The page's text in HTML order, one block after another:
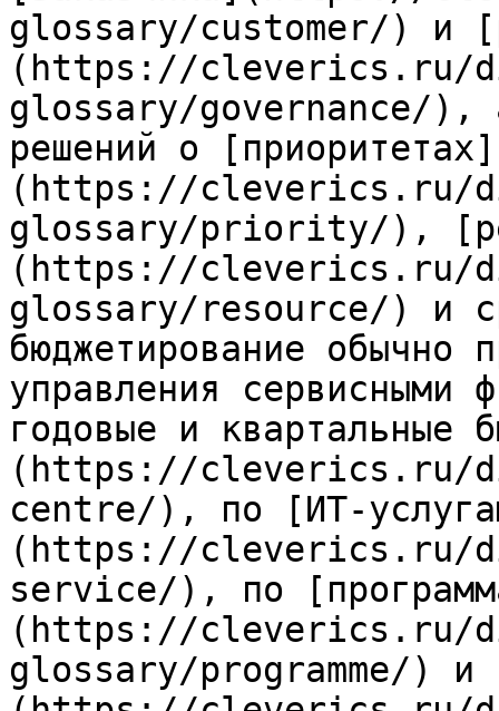
glossary/customer/) и
(https://cleverics.ru/
glossary/governance/),
решений о [приоритетах]
(https://cleverics.ru/
glossary/priority/),
(https://cleverics.ru/
glossary/resource/) и
бюджетирование обычно
управления сервисными
годовые и квартальные
(https://cleverics.ru/
centre/), по [ИТ-
(https://cleverics.ru/
service/), по
(https://cleverics.ru/
glossary/programme/) и